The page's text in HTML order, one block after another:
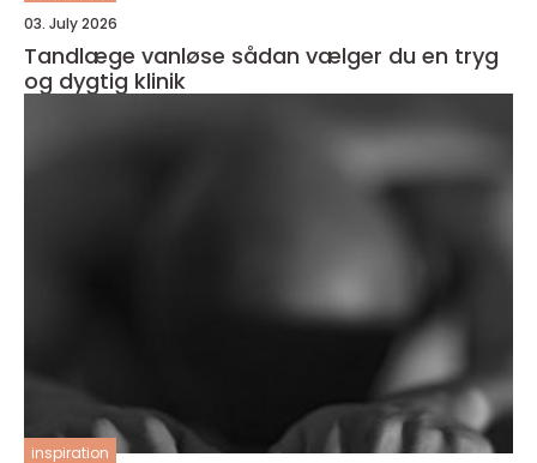
03. July 2026
Tandlæge vanløse sådan vælger du en tryg
og dygtig klinik
inspiration